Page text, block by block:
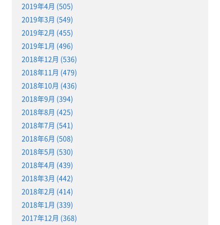
2019年4月 (505)
2019年3月 (549)
2019年2月 (455)
2019年1月 (496)
2018年12月 (536)
2018年11月 (479)
2018年10月 (436)
2018年9月 (394)
2018年8月 (425)
2018年7月 (541)
2018年6月 (508)
2018年5月 (530)
2018年4月 (439)
2018年3月 (442)
2018年2月 (414)
2018年1月 (339)
2017年12月 (368)